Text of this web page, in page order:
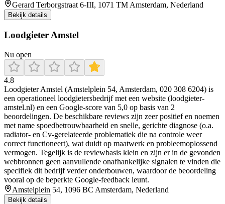
Gerard Terborgstraat 6-III, 1071 TM Amsterdam, Nederland
Bekijk details
Loodgieter Amstel
Nu open
4.8
Loodgieter Amstel (Amstelplein 54, Amsterdam, 020 308 6204) is
een operationeel loodgietersbedrijf met een website (loodgieter-
amstel.nl) en een Google-score van 5,0 op basis van 2
beoordelingen. De beschikbare reviews zijn zeer positief en noemen
met name spoedbetrouwbaarheid en snelle, gerichte diagnose (o.a.
radiator- en Cv-gerelateerde problematiek die na controle weer
correct functioneert), wat duidt op maatwerk en probleemoplossend
vermogen. Tegelijk is de reviewbasis klein en zijn er in de gevonden
webbronnen geen aanvullende onafhankelijke signalen te vinden die
specifiek dit bedrijf verder onderbouwen, waardoor de beoordeling
vooral op de beperkte Google-feedback leunt.
Amstelplein 54, 1096 BC Amsterdam, Nederland
Bekijk details